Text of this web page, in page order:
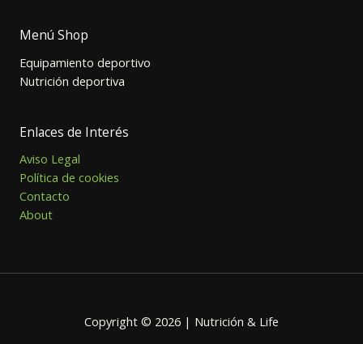
Menú Shop
Equipamiento deportivo
Nutrición deportiva
Enlaces de Interés
Aviso Legal
Política de cookies
Contacto
About
Copyright © 2026 | Nutrición & Life